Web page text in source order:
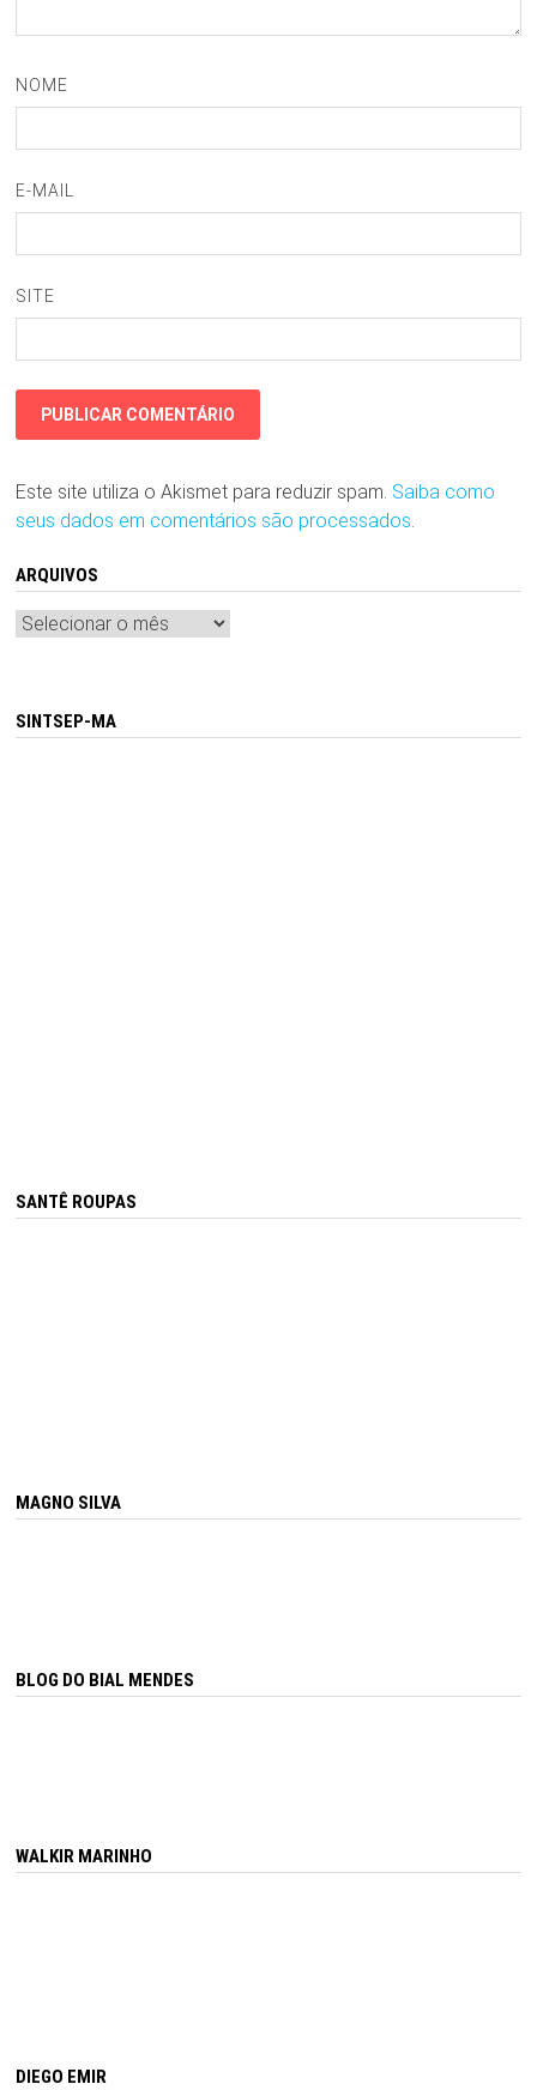
NOME
E-MAIL
SITE
Este site utiliza o Akismet para reduzir spam. Saiba como
seus dados em comentários são processados
ARQUIVOS
Arquivos
SINTSEP-MA
SANTÊ ROUPAS
MAGNO SILVA
BLOG DO BIAL MENDES
WALKIR MARINHO
DIEGO EMIR